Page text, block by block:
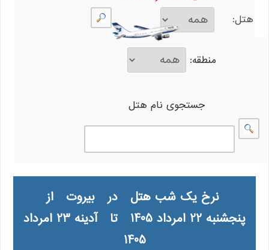
هتل:
منطقه:
جستجوی نام هتل
نرخ یک شب هتل در بیروت از
پنجشنبه 22 امرداد 1405 تا آدینه 23 امرداد
1405